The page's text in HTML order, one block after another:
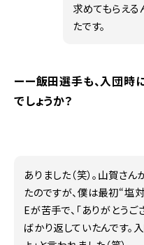
求めてもらえる
たです。
ーー飯田選手も、入団時
でしょうか？
ありました（笑）。山賀さ
たのですが、僕は最初“塩
Eが苦手で、「ありがとう
ばかり返していたんです。